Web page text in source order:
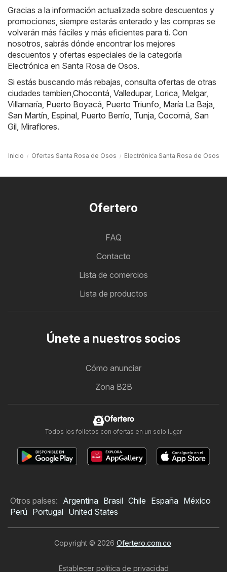
Gracias a la información actualizada sobre descuentos y
promociones, siempre estarás enterado y las compras se
volverán más fáciles y más eficientes para tí. Con
nosotros, sabrás dónde encontrar los mejores
descuentos y ofertas especiales de la categoría
Electrónica en Santa Rosa de Osos.
Si estás buscando más rebajas, consulta ofertas de otras
ciudades tambien,Chocontá, Valledupar, Lorica, Melgar,
Villamaría, Puerto Boyacá, Puerto Triunfo, María La Baja,
San Martín, Espinal, Puerto Berrío, Tunja, Cocorná, San
Gil, Miraflores.
Inicio Ofertas Santa Rosa de Osos Electrónica Santa Rosa de Osos
Ofertero
FAQ
Contacto
Lista de comercios
Lista de productos
Únete a nuestros socios
Cómo anunciar
Zona B2B
Ofertero
Todos los folletos con ofertas en un solo lugar
Otros países: Argentina Brasil Chile España México
Perú Portugal United States
Copyright © 2026 Ofertero.com.co.
Establecer política de privacidad